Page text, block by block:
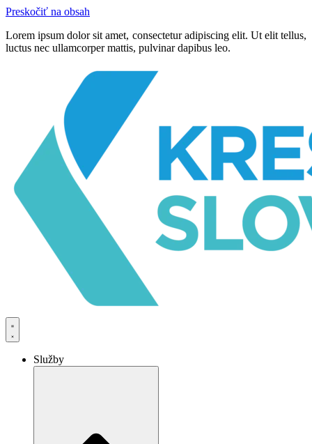
Preskočiť na obsah
Lorem ipsum dolor sit amet, consectetur adipiscing elit. Ut elit tellus,
luctus nec ullamcorper mattis, pulvinar dapibus leo.
Služby